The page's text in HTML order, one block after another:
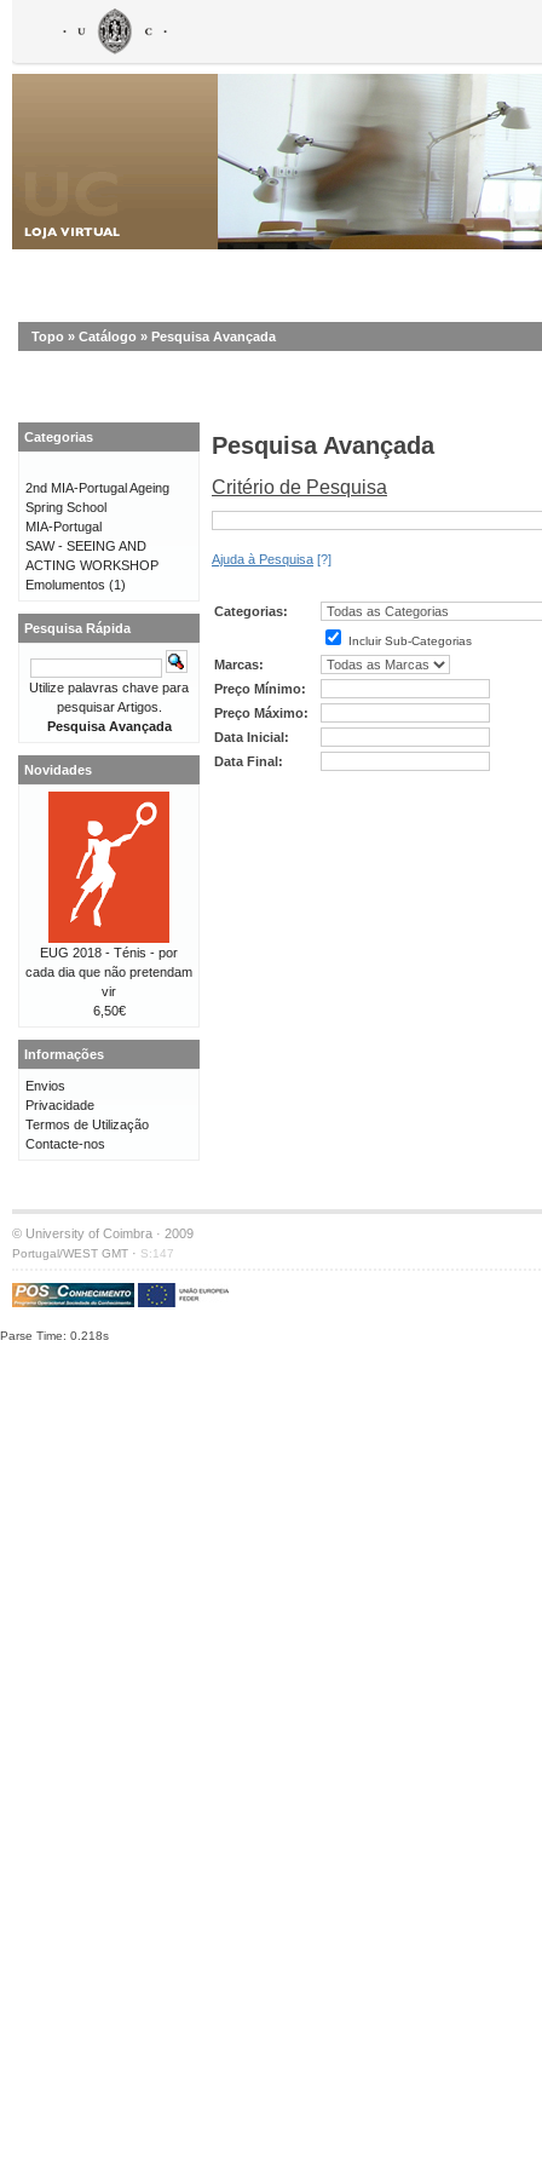
Topo » Catálogo » Pesquisa Avançada
Pesquisa Avançada
Critério de Pesquisa
Ajuda à Pesquisa [?]
Categorias:
Incluir Sub-Categorias
Marcas:
Preço Mínimo:
Preço Máximo:
Data Inicial:
Data Final:
Categorias
2nd MIA-Portugal Ageing
Spring School
MIA-Portugal
SAW - SEEING AND
ACTING WORKSHOP
Emolumentos (1)
Pesquisa Rápida
Utilize palavras chave para
pesquisar Artigos.
Pesquisa Avançada
Novidades
EUG 2018 - Ténis - por
cada dia que não pretendam
vir
6,50€
Informações
Envios
Privacidade
Termos de Utilização
Contacte-nos
© University of Coimbra · 2009
Portugal/WEST GMT · S:147
Parse Time: 0.218s